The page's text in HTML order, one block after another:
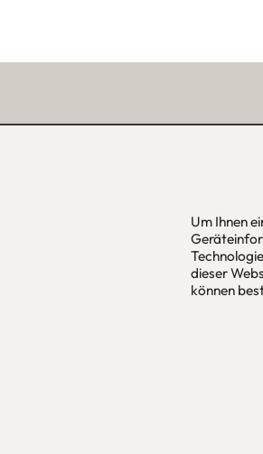
Um Ihnen
dieser
können
urbana möbel
Individuelles
ohne Mehrpreis